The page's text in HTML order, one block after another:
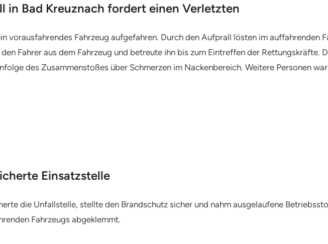
in Bad Kreuznach fordert einen Verletzten
vorausfahrendes Fahrzeug aufgefahren. Durch den Aufprall lösten im auffahrenden
Fahrer aus dem Fahrzeug und betreute ihn bis zum Eintreffen der Rettungskräfte.
des Zusammenstoßes über Schmerzen im Nackenbereich. Weitere Personen
Einsatzstelle
die Unfallstelle, stellte den Brandschutz sicher und nahm ausgelaufene
Fahrzeugs abgeklemmt.